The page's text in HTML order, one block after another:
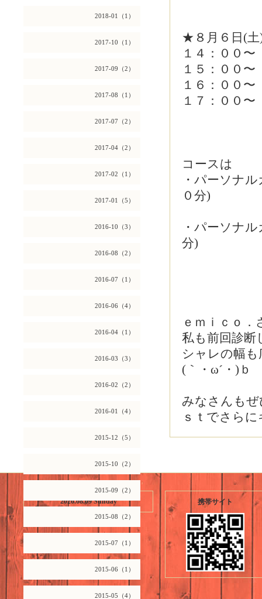
2018-01（1）
2017-10（1）
2017-09（2）
2017-08（1）
2017-07（2）
2017-04（2）
2017-02（1）
2017-01（5）
2016-10（3）
2016-08（2）
2016-07（1）
2016-06（4）
2016-04（1）
2016-03（3）
2016-02（2）
2016-01（4）
2015-12（5）
2015-10（2）
2015-09（2）
2015-08（2）
2015-07（1）
2015-06（1）
2015-05（4）
★８月６日(土
１４：００
１５：００〜
１６：００
１７：００
コースは
・パーソナ
０分)
・パーソナ
分)
ｅｍｉｃｏ
私も前回診断
シャレの幅
(｀・ω´・)ｂ
みなさんも
ｓｔでさら
2026.08.09 Sunday 携帯サイト